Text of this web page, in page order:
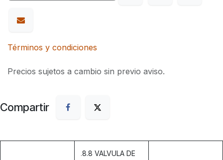
Términos y condiciones
Precios sujetos a cambio sin previo aviso.
Compartir
.8.8 VALVULA DE